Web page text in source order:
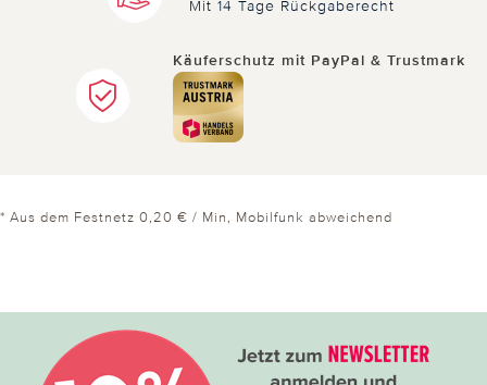
Mit 14 Tage Rückgaberecht
Käuferschutz mit PayPal & Trustmark
* Aus dem Festnetz 0,20 € / Min, Mobilfunk abweichend